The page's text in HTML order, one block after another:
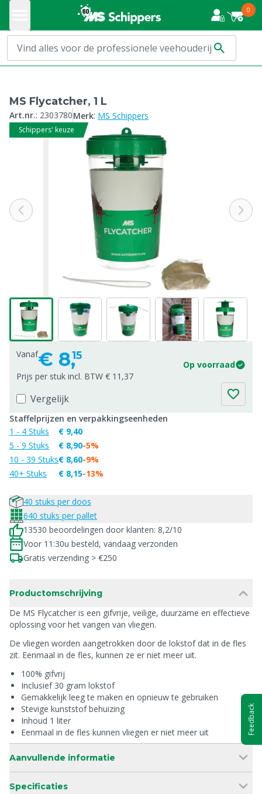
0
MS Flycatcher, 1 L
Art.nr.: 2303780Merk: MS Schippers
Schippers' keuze
Vanaf€ 8,15
Op voorraad
Prijs per stuk incl. BTW € 11,37
Vergelijk
Staffelprijzen en verpakkingseenheden
1 - 4 Stuks
5 - 9 Stuks
10 - 39 Stuks
40+ Stuks
€ 9,40
€ 8,90
€ 8,60
€ 8,15
-5%
-9%
-13%
40 stuks per doos
640 stuks per pallet
13530 beoordelingen door klanten: 8,2/10
Voor 11:30u besteld, vandaag verzonden
Gratis verzending > €250
Productomschrijving
De MS Flycatcher is een gifvrije, veilige, duurzame en effectieve
oplossing voor het vangen van vliegen.
De vliegen worden aangetrokken door de lokstof dat in de fles
zit. Eenmaal in de fles, kunnen ze er niet meer uit.
100% gifvrij
Inclusief 30 gram lokstof
Gemakkelijk leeg te maken en opnieuw te gebruiken
Stevige kunststof behuizing
Inhoud 1 liter
Eenmaal in de fles kunnen vliegen er niet meer uit
Aanvullende informatie
Specificaties
Feedback